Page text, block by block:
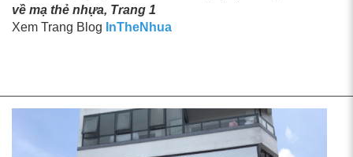
về mạ thẻ nhựa, Trang 1
Xem Trang Blog InTheNhua